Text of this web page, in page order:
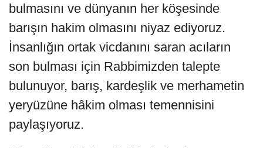
bulmasını ve dünyanın her köşesinde
barışın hakim olmasını niyaz ediyoruz.
İnsanlığın ortak vicdanını saran acıların
son bulması için Rabbimizden talepte
bulunuyor, barış, kardeşlik ve merhametin
yeryüzüne hâkim olması temennisini
paylaşıyoruz.